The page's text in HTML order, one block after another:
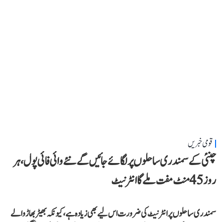
قومی خبریں
چنئی کے سمندری ساحلوں پر لگائے جائیں گے نئے وائی فائی پول، ہر
روز 45 منٹ مفت ملے گا انٹرنیٹ
سمندری ساحلوں پر انٹرنیٹ کی ضرورت اس لیے بھی زیادہ ہے، کیونکہ بھیڑ بھاڑ والے